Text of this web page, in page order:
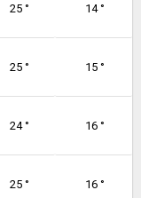
25 ° 14 °
25 ° 15 °
24 ° 16 °
25 ° 16 °